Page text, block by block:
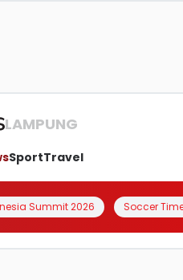
LAMPUNG
SportTravel
Summit 2026 Soccer